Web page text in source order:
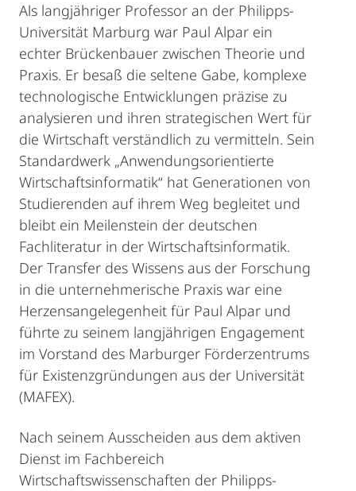
Als langjähriger Professor an der Philipps-
Universität Marburg war Paul Alpar ein
echter Brückenbauer zwischen Theorie und
Praxis. Er besaß die seltene Gabe, komplexe
technologische Entwicklungen präzise zu
analysieren und ihren strategischen Wert für
die Wirtschaft verständlich zu vermitteln. Sein
Standardwerk „Anwendungsorientierte
Wirtschaftsinformatik“ hat Generationen von
Studierenden auf ihrem Weg begleitet und
bleibt ein Meilenstein der deutschen
Fachliteratur in der Wirtschaftsinformatik.
Der Transfer des Wissens aus der Forschung
in die unternehmerische Praxis war eine
Herzensangelegenheit für Paul Alpar und
führte zu seinem langjährigen Engagement
im Vorstand des Marburger Förderzentrums
für Existenzgründungen aus der Universität
(MAFEX).
Nach seinem Ausscheiden aus dem aktiven
Dienst im Fachbereich
Wirtschaftswissenschaften der Philipps-